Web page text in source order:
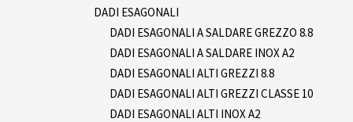
DADI ESAGONALI
DADI ESAGONALI A SALDARE GREZZO 8.8
DADI ESAGONALI A SALDARE INOX A2
DADI ESAGONALI ALTI GREZZI 8.8
DADI ESAGONALI ALTI GREZZI CLASSE 10
DADI ESAGONALI ALTI INOX A2